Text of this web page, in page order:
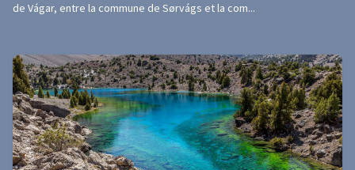
de Vágar, entre la commune de Sørvágs et la com...